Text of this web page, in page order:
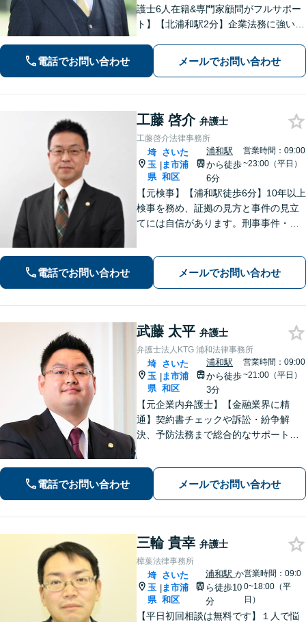
護士6人在籍&専門家顧問がフルサポー
ト】【北浦和駅2分】企業法務に強い弁
動産などに対応します。中小企業さ
ま、個人事業主さまからのご相談に注
電話でお問い合わせ メールでお問い合わせ
工藤 啓介 弁護士
工藤啓介法律事務所
埼
玉
県
|
さいた
ま市浦
和区
浦和駅
から徒歩
6分
営業時間：09:00
~23:00（平日）
【元検事】【浦和駅徒歩6分】10年以上
検事を務め、証拠の見方と事件の見立
てには自信があります。刑事事件・離
わせ下さい。
電話でお問い合わせ メールでお問い合わせ
武藤 太平 弁護士
弁護士法人KTG 浦和法律事務所
埼
玉
県
|
さいた
ま市浦
和区
浦和駅
から徒歩
3分
営業時間：09:00
~21:00（平日）
【元企業内弁護士】【金融業界に精
通】契約書チェックや訴訟・紛争解
決、予防法務まで総合的なサポートが
電話でお問い合わせ メールでお問い合わせ
三輪 貴幸 弁護士
樟葉法律事務所
埼
玉
県
|
さいた
ま市浦
和区
浦和駅 か
ら徒歩10
分
営業時間：09:0
0~18:00（平
日）
【平日初回相談は無料です】１人で悩